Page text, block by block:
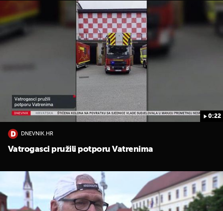
0:22
DNEVNIK.HR
Vatrogasci pružili potporu Vatrenima